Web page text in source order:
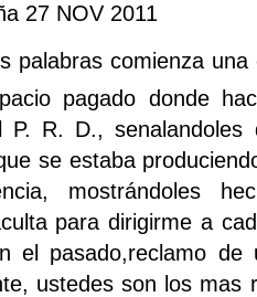
27 NOV 2011
palabras comienza
pagado donde
R. D., senalandoles
se estaba
mostrándoles
para dirigirme a
el pasado,reclamo de
ustedes son los mas